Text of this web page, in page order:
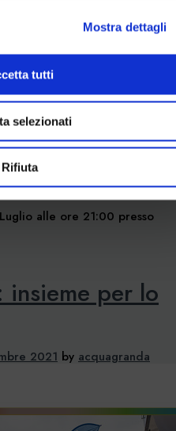
Mostra dettagli
tutti
selezionati
Rifiuta
Olmoe presenterà il suo
.
alle ore 21:00 presso
insieme per lo
2021 by acquagranda